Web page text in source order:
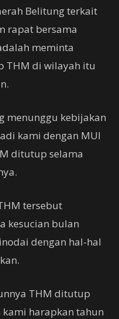
Belitung terkait
rapat bersama
meminta
THM di wilayah itu
menunggu kebijakan
kami dengan MUI
ditutup selama
tersebut
kesucian bulan
dengan hal-hal
THM ditutup
harapkan tahun